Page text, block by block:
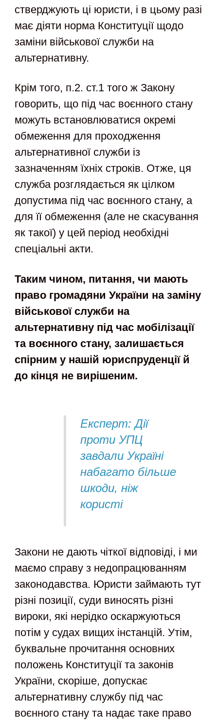
стверджують ці юристи, і в цьому разі
має діяти норма Конституції щодо
заміни військової служби на
альтернативну.
Крім того, п.2. ст.1 того ж Закону
говорить, що під час воєнного стану
можуть встановлюватися окремі
обмеження для проходження
альтернативної служби із
зазначенням їхніх строків. Отже, ця
служба розглядається як цілком
допустима під час воєнного стану, а
для її обмеження (але не скасування
як такої) у цей період необхідні
спеціальні акти.
Таким чином, питання, чи мають
право громадяни України на заміну
військової служби на
альтернативну під час мобілізації
та воєнного стану, залишається
спірним у нашій юриспруденції й
до кінця не вирішеним.
Експерт: Дії
проти УПЦ
завдали Україні
набагато більше
шкоди, ніж
користі
Закони не дають чіткої відповіді, і ми
маємо справу з недопрацюванням
законодавства. Юристи займають тут
різні позиції, суди виносять різні
вироки, які нерідко оскаржуються
потім у судах вищих інстанцій. Утім,
буквальне прочитання основних
положень Конституції та законів
України, скоріше, допускає
альтернативну службу під час
воєнного стану та надає таке право